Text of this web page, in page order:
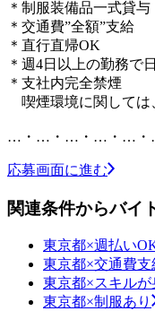
＊制服装備品一式貸与
＊交通費”全額”支給
＊直行直帰OK
＊週4日以上の勤務で
＊支社内完全禁煙
喫煙環境に関しては
…・…・…・…・…
応募画面に進む
関連条件からバイ
東京都×週払い
東京都×交通費支
東京都×スキルが
東京都×制服あり